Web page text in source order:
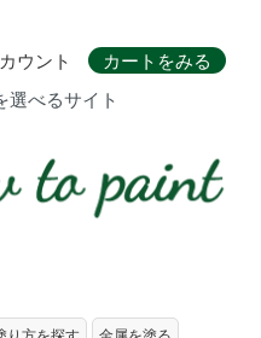
ウント
カートをみる
選べるサイト